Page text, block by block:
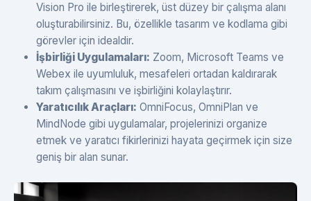
Vision Pro ile birleştirerek, üst düzey bir çalışma alanı
oluşturabilirsiniz. Bu, özellikle tasarım ve kodlama gibi
görevler için idealdir.
İşbirliği Uygulamaları: Zoom, Microsoft Teams ve
Webex ile uyumluluk, mesafeleri ortadan kaldırarak
takım çalışmasını ve işbirliğini kolaylaştırır.
Yaratıcılık Araçları: OmniFocus, OmniPlan ve
MindNode gibi uygulamalar, projelerinizi organize
etmek ve yaratıcı fikirlerinizi hayata geçirmek için size
geniş bir alan sunar.